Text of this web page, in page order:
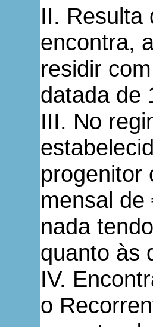
II. Resulta
encontra,
residir
datada de
III. No
progenitor
mensal
nada
quanto às
IV.
o